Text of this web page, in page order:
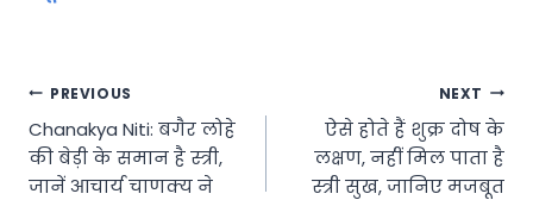
Post
navigation
PREVIOUS
Chanakya Niti: बगैर लोहे
की बेड़ी के समान है स्त्री,
जानें आचार्य चाणक्य ने
NEXT
ऐसे होते हैं शुक्र दोष के
लक्षण, नहीं मिल पाता है
स्त्री सुख, जानिए मजबूत